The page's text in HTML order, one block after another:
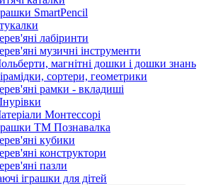
SmartPencil
лабіринти
музичні інструменти
магнітні дошки і дошки знань
сортери, геометрики
рамки - вкладиші
Монтессорі
ТМ Познавалка
кубики
конструктори
пазли
іграшки для дітей